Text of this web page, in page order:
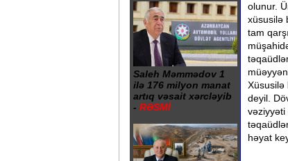
Saleh Məmmədov 1
ilə 176 milyon manat
artıq vəsait xərcləyib
- RƏSMİ
olunur.
xüsusilə
tam
Xüsusilə
deyil.
vəziyyəti
həyat